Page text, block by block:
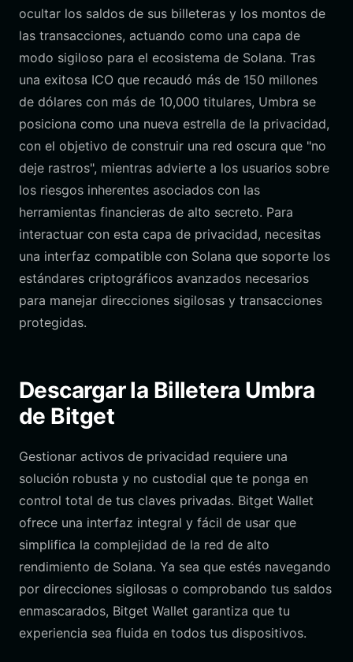
ocultar los saldos de sus billeteras y los montos de
las transacciones, actuando como una capa de
modo sigiloso para el ecosistema de Solana. Tras
una exitosa ICO que recaudó más de 150 millones
de dólares con más de 10,000 titulares, Umbra se
posiciona como una nueva estrella de la privacidad,
con el objetivo de construir una red oscura que "no
deje rastros", mientras advierte a los usuarios sobre
los riesgos inherentes asociados con las
herramientas financieras de alto secreto. Para
interactuar con esta capa de privacidad, necesitas
una interfaz compatible con Solana que soporte los
estándares criptográficos avanzados necesarios
para manejar direcciones sigilosas y transacciones
protegidas.
Descargar la Billetera Umbra
de Bitget
Gestionar activos de privacidad requiere una
solución robusta y no custodial que te ponga en
control total de tus claves privadas. Bitget Wallet
ofrece una interfaz integral y fácil de usar que
simplifica la complejidad de la red de alto
rendimiento de Solana. Ya sea que estés navegando
por direcciones sigilosas o comprobando tus saldos
enmascarados, Bitget Wallet garantiza que tu
experiencia sea fluida en todos tus dispositivos.